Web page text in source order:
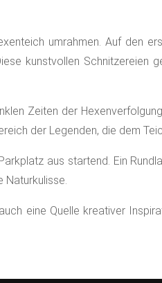
umrahmen. Auf den
kunstvollen Schnitzereien
Zeiten der
der Legenden, die dem
aus startend. Ein
Naturkulisse.
eine Quelle kreativer